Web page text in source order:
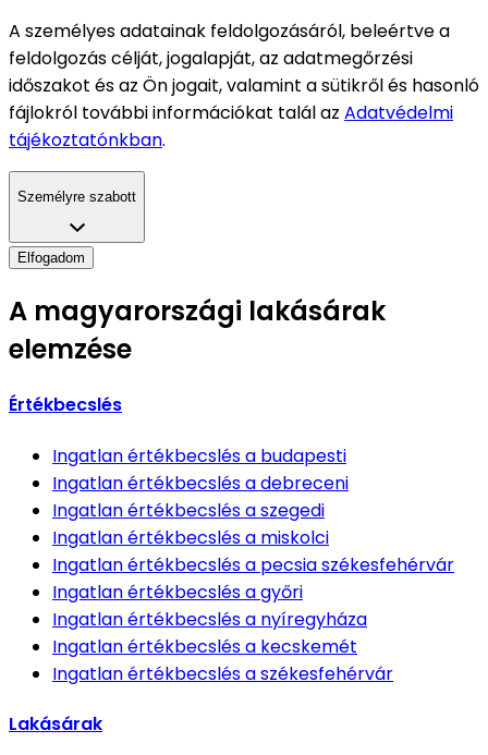
A személyes adatainak feldolgozásáról, beleértve a
feldolgozás célját, jogalapját, az adatmegőrzési
időszakot és az Ön jogait, valamint a sütikről és hasonló
fájlokról további információkat talál az Adatvédelmi
tájékoztatónkban.
Személyre szabott
Elfogadom
A magyarországi lakásárak
elemzése
Értékbecslés
Ingatlan értékbecslésa budapesti
Ingatlan értékbecslésa debreceni
Ingatlan értékbecslésa szegedi
Ingatlan értékbecslésa miskolci
Ingatlan értékbecslésa pecsia székesfehérvár
Ingatlan értékbecslésa győri
Ingatlan értékbecslésa nyíregyháza
Ingatlan értékbecslésa kecskemét
Ingatlan értékbecslésa székesfehérvár
Lakásárak